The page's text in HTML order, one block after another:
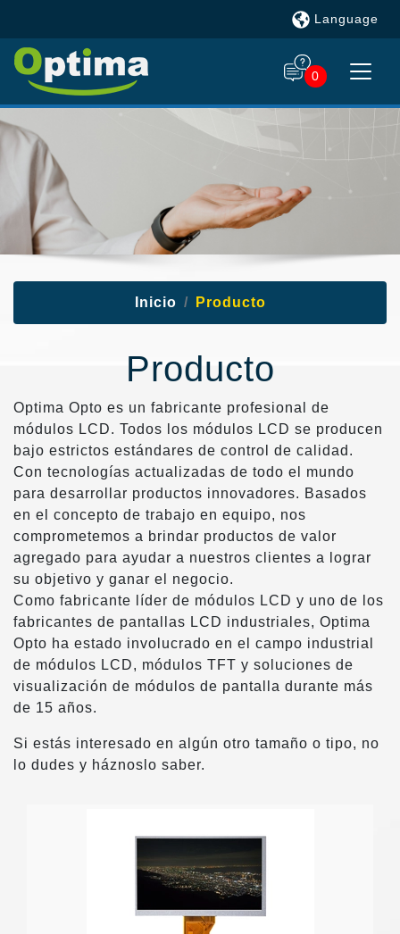
Language
0
Inicio Producto
Producto
Optima Opto es un fabricante profesional de
módulos LCD. Todos los módulos LCD se producen
bajo estrictos estándares de control de calidad.
Con tecnologías actualizadas de todo el mundo
para desarrollar productos innovadores. Basados
en el concepto de trabajo en equipo, nos
comprometemos a brindar productos de valor
agregado para ayudar a nuestros clientes a lograr
su objetivo y ganar el negocio.
Como fabricante líder de módulos LCD y uno de los
fabricantes de pantallas LCD industriales, Optima
Opto ha estado involucrado en el campo industrial
de módulos LCD, módulos TFT y soluciones de
visualización de módulos de pantalla durante más
de 15 años.
Si estás interesado en algún otro tamaño o tipo, no
lo dudes y háznoslo saber.